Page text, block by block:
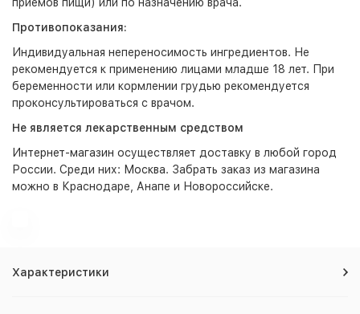
Противопоказания:
Индивидуальная непереносимость ингредиентов. Не
рекомендуется к применению лицами младше 18 лет. При
беременности или кормлении грудью рекомендуется
проконсультироваться с врачом.
Не является лекарственным средством
Интернет-магазин осуществляет доставку в любой город
России. Среди них: Москва. Забрать заказ из магазина
можно в Краснодаре, Анапе и Новороссийске.
Характеристики